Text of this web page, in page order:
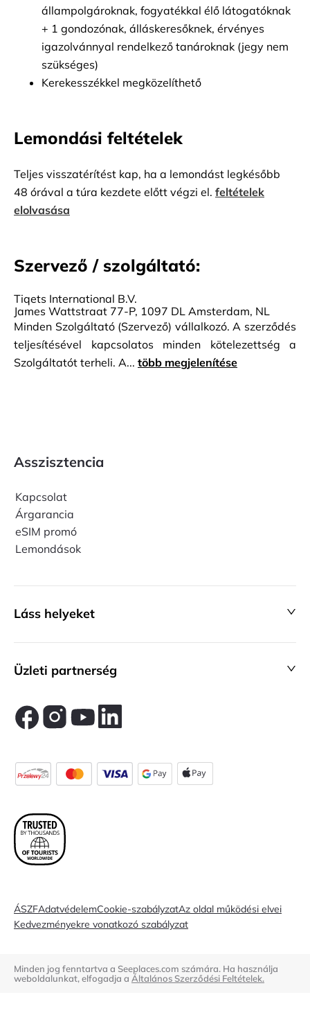
állampolgároknak, fogyatékkal élő látogatóknak
+ 1 gondozónak, álláskeresőknek, érvényes
igazolvánnyal rendelkező tanároknak (jegy nem
szükséges)
Kerekesszékkel megközelíthető
Lemondási feltételek
Teljes visszatérítést kap, ha a lemondást legkésőbb
48 órával a túra kezdete előtt végzi el. feltételek
elolvasása
Szervező / szolgáltató:
Tiqets International B.V.
James Wattstraat 77-P, 1097 DL Amsterdam, NL
Minden Szolgáltató (Szervező) vállalkozó. A szerződés
teljesítésével kapcsolatos minden kötelezettség a
Szolgáltatót terheli. A... több megjelenítése
Asszisztencia
Kapcsolat
Árgarancia
eSIM promó
Lemondások
Láss helyeket
Üzleti partnerség
ÁSZFAdatvédelemCookie-szabályzatAz oldal működési elvei
Kedvezményekre vonatkozó szabályzat
Minden jog fenntartva a Seeplaces.com számára. Ha használja
weboldalunkat, elfogadja a Általános Szerződési Feltételek.